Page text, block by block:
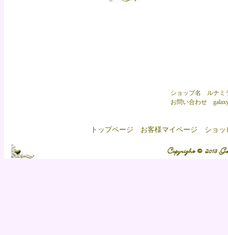
ショップ名 ルナミ
お問い合わせ
トップページ お客様マイページ ショッ